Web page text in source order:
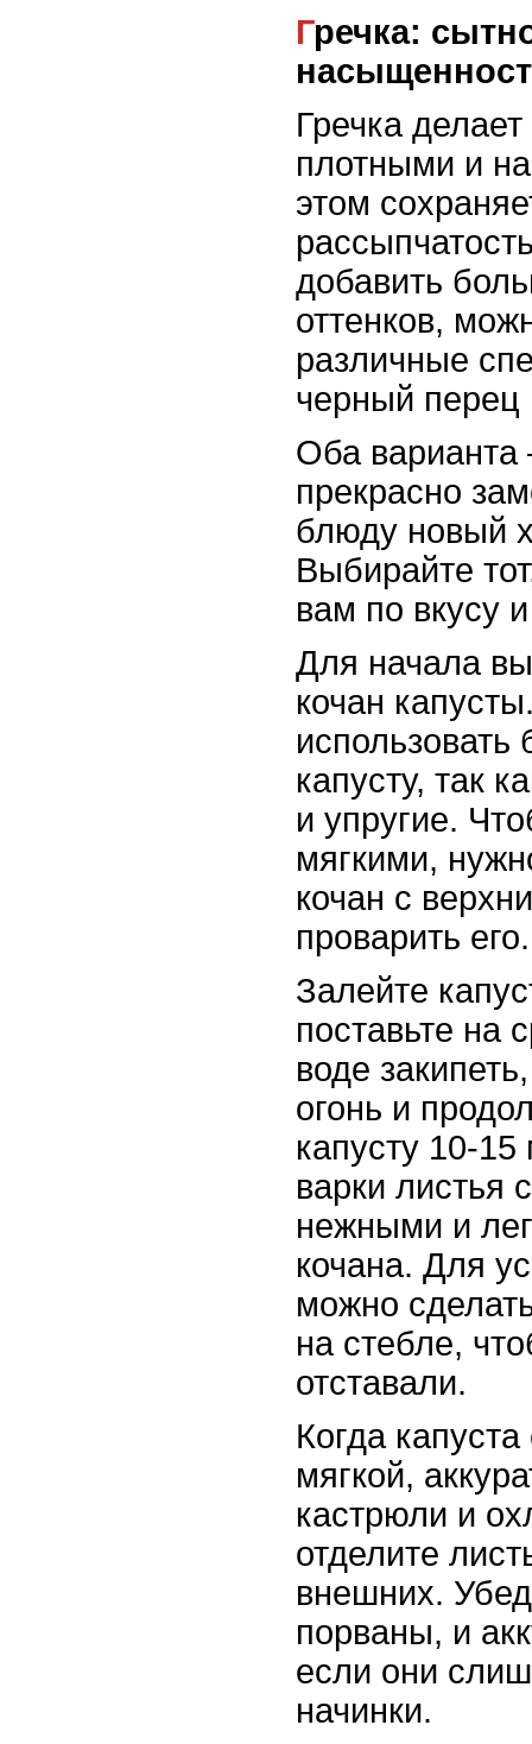
Гречка: сытность и
Гречка
плотными и
этом
добавить
оттенков,
различные
черный перец
Оба варианта
прекрасно
блюду новый
Выбирайте
вам по вкусу
Для начала
кочан
использовать
капусту, так
и упругие.
мягкими,
кочан с
проварить его.
Залейте
поставьте на
воде
огонь и
капусту 10-
варки листья
нежными и
кочана. Для
можно
на стебле,
отставали.
Когда
мягкой,
кастрюли и
отделите
внешних.
порваны, и
если они
начинки.